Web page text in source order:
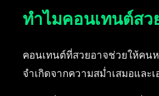
ทำไมคอนเทนต์สว
คอนเทนต์ที่สวยอาจช่วยให้คน
จำเกิดจากความสม่ำเสมอและ